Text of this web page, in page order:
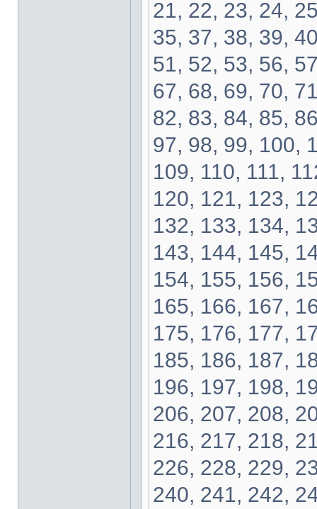
21, 22, 23, 24,
35, 37, 38, 39,
51, 52, 53, 56,
67, 68, 69, 70,
82, 83, 84, 85,
97, 98, 99, 100,
109, 110, 111,
120, 121, 123,
132, 133, 134,
143, 144, 145,
154, 155, 156,
165, 166, 167,
175, 176, 177,
185, 186, 187,
196, 197, 198,
206, 207, 208,
216, 217, 218,
226, 228, 229,
240, 241, 242,